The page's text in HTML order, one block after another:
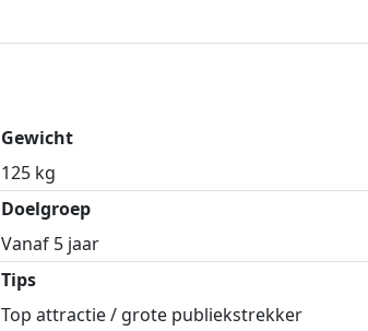
Gewicht
125 kg
Doelgroep
Vanaf 5 jaar
Tips
Top attractie / grote publiekstrekker